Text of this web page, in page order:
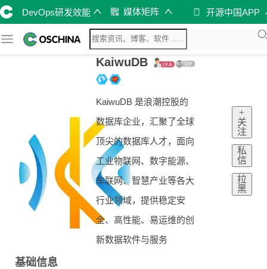
DevOps研发效能 媒体矩阵 开源中国APP
KaiwuDB
KaiwuDB 是浪潮控股的
数据库企业，汇聚了全球
顶尖的数据库人才，面向
工业物联网、数字能源、
车联网、智慧产业等各大
行业领域，提供稳定安
全、高性能、易运维的创
新数据软件与服务
+
关
注
私
信
拉
黑
基础信息